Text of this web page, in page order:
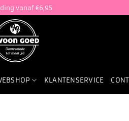
vanaf €6,95
KLANTENSERVICE